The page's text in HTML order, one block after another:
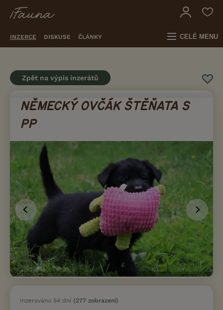
INZERCE DISKUSE ČLÁNKY CELÉ MENU
Zpět na výpis inzerátů
Inzerováno 54 dní (277 zobrazení)
NĚMECKÝ OVČÁK ŠTĚŇATA S
PP